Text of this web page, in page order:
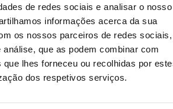
de redes sociais e analisar o nosso
informações acerca da sua
os nossos parceiros de redes sociais,
análise, que as podem combinar com
lhes forneceu ou recolhidas por
dos respetivos serviços.